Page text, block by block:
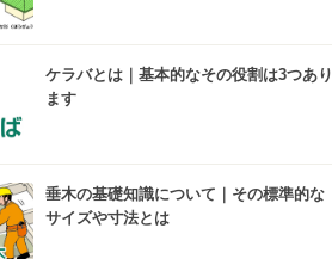
ケラバとは｜基本的なその役割は3つあり
ます
垂木の基礎知識について｜その標準的な
サイズや寸法とは